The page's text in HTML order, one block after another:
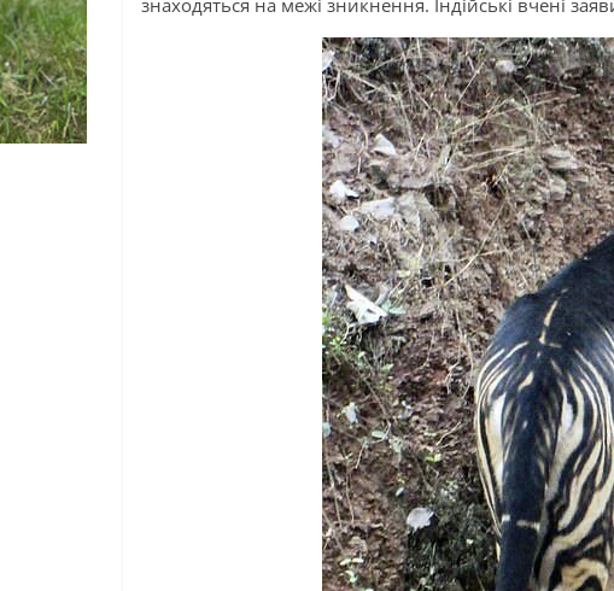
знаходяться на межі зникнення. Індійські вчені